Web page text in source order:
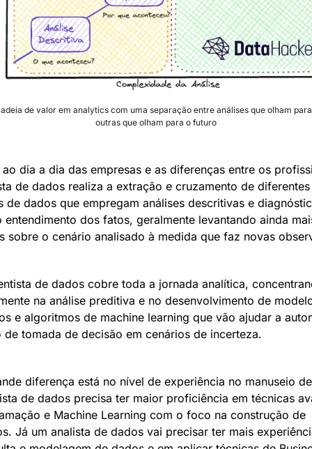
de valor em analytics com uma separação entre análises que olham
outras que olham para o futuro
dia a dia das empresas e as diferenças entre os
de dados realiza a extração e cruzamento de diferentes
de dados que empregam análises descritivas e
entendimento dos fatos, geralmente levantando ainda
sobre o cenário analisado à medida que faz novas
de dados cobre toda a jornada analítica,
na análise preditiva e no desenvolvimento de
e algoritmos de machine learning que vão ajudar a
de tomada de decisão em cenários de incerteza.
diferença está no nível de experiência no manuseio
de dados precisa ter maior proficiência em técnicas
e Machine Learning com o foco na construção de
Já um analista de dados vai precisar ter mais